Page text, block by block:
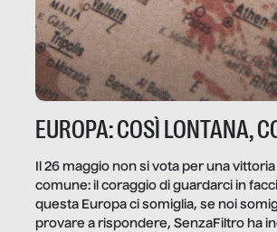
EUROPA: COSÌ LONTANA,
Il 26 maggio non si vota per una
comune: il coraggio di guardarci in
questa Europa ci somiglia, se noi
provare a rispondere, SenzaFiltro ha